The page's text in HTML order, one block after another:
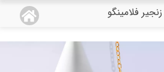
زنجیر فلامینگو
منو